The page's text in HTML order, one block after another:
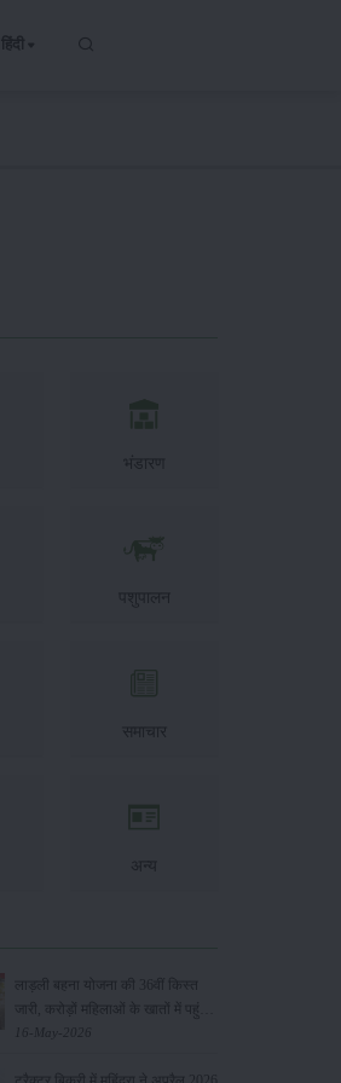
हिंदी
भंडारण
पशुपालन
समाचार
अन्य
लाड़ली बहना योजना की 36वीं किस्त
जारी, करोड़ों महिलाओं के खातों में पहुंचे
1500 रुपये
16-May-2026